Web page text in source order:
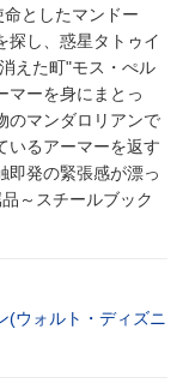
としたマンドー
探し、惑星タトゥイ
えた町"モス・ぺル
マーを身にまとっ
のマンダロリアンで
いるアーマーを返す
即発の緊張感が漂っ
～スチールブック
(ウォルト・ディズニ